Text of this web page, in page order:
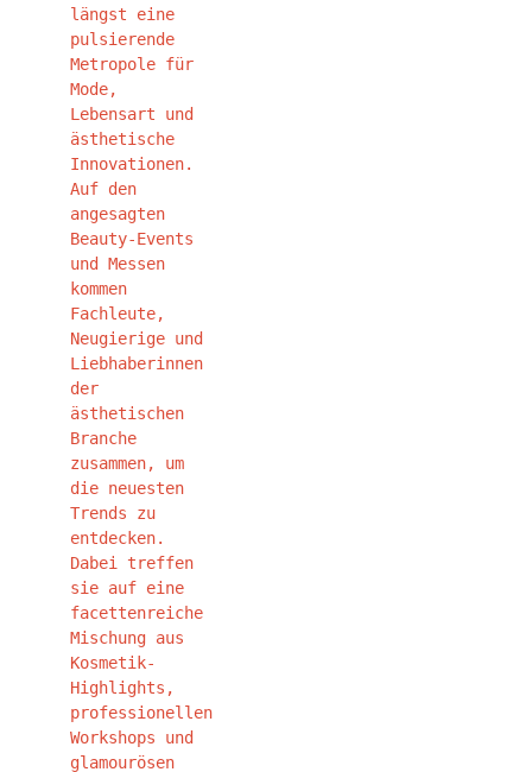
längst eine
pulsierende
Metropole für
Mode,
Lebensart und
ästhetische
Innovationen.
Auf den
angesagten
Beauty-Events
und Messen
kommen
Fachleute,
Neugierige und
Liebhaberinnen
der
ästhetischen
Branche
zusammen, um
die neuesten
Trends zu
entdecken.
Dabei treffen
sie auf eine
facettenreiche
Mischung aus
Kosmetik-
Highlights,
professionellen
Workshops und
glamourösen